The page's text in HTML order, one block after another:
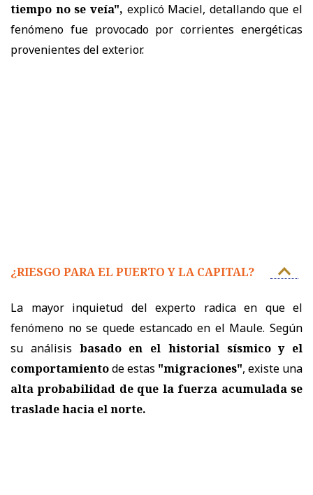
tiempo no se veía", explicó Maciel, detallando que el
fenómeno fue provocado por corrientes energéticas
provenientes del exterior.
¿RIESGO PARA EL PUERTO Y LA CAPITAL?
La mayor inquietud del experto radica en que el
fenómeno no se quede estancado en el Maule. Según
su análisis basado en el historial sísmico y el
comportamientode estas "migraciones", existe una
alta probabilidad de que la fuerza acumulada se
traslade hacia el norte.